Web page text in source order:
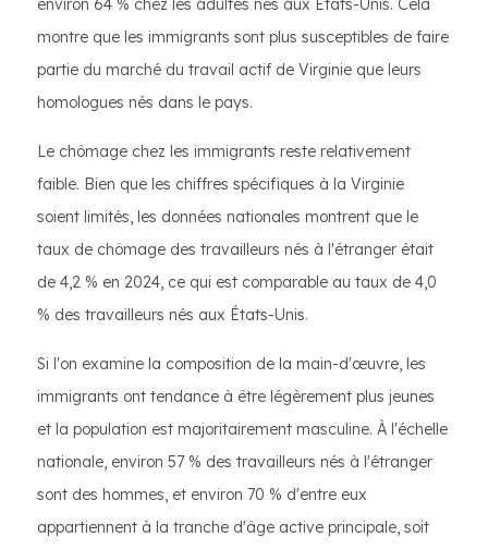
environ 64 % chez les adultes nés aux États-Unis. Cela
montre que les immigrants sont plus susceptibles de faire
partie du marché du travail actif de Virginie que leurs
homologues nés dans le pays.
Le chômage chez les immigrants reste relativement
faible. Bien que les chiffres spécifiques à la Virginie
soient limités, les données nationales montrent que le
taux de chômage des travailleurs nés à l'étranger était
de 4,2 % en 2024, ce qui est comparable au taux de 4,0
% des travailleurs nés aux États-Unis.
Si l'on examine la composition de la main-d'œuvre, les
immigrants ont tendance à être légèrement plus jeunes
et la population est majoritairement masculine. À l'échelle
nationale, environ 57 % des travailleurs nés à l'étranger
sont des hommes, et environ 70 % d'entre eux
appartiennent à la tranche d'âge active principale, soit